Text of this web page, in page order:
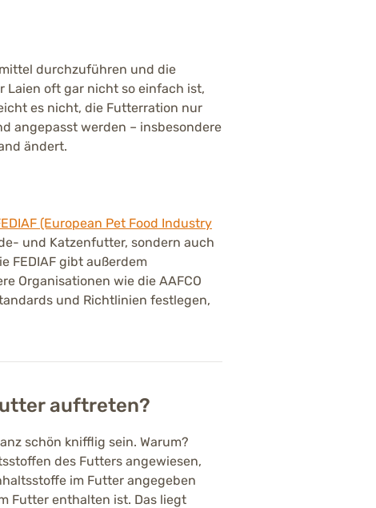
durchzuführen und die
Laien oft gar nicht so einfach ist,
es nicht, die Futterration nur
angepasst werden – insbesondere
ändert.
(European Pet Food Industry
und Katzenfutter, sondern auch
FEDIAF gibt außerdem
Organisationen wie die AAFCO
und Richtlinien festlegen,
auftreten?
schön knifflig sein. Warum?
des Futters angewiesen,
im Futter angegeben
Futter enthalten ist. Das liegt